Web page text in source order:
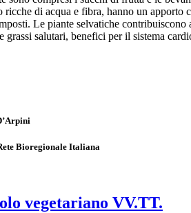
ricche di acqua e fibra, hanno un
Le piante selvatiche
salutari, benefici per il sistema
Bioregionale Italiana
vegetariano VV.TT.